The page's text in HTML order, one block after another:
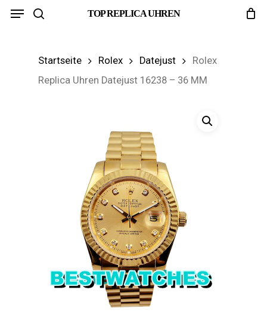
Skip
TOP REPLICA UHREN
Menu
Startseite Rolex Datejust
Rolex
Replica Uhren Datejust 16238 – 36 MM